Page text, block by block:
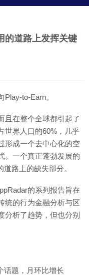
的道路上发挥关键
to-Earn。
且在整个全球都引起了
世界人口的60%，几乎
形成一个去中心化的空
。一个真正蓬勃发展的
路上的缺失部分。
的系列报告旨在
统的行为金融分析与区
分析了趋势，但也分别
话题，月环比增长